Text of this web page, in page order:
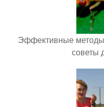
Эффективные
советы